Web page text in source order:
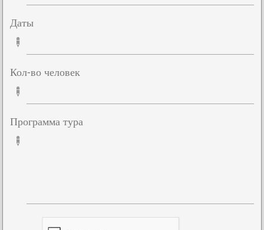
Даты

Кол-во человек

Программа тура
